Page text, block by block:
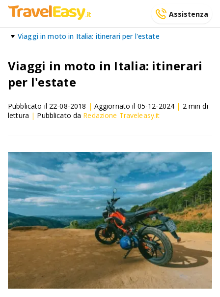
Assistenza
Viaggi in moto in Italia: itinerari per l'estate
Viaggi in moto in Italia: itinerari
per l'estate
Pubblicato il 22-08-2018 | Aggiornato il 05-12-2024 | 2min di
lettura | Pubblicato da Redazione Traveleasy.it